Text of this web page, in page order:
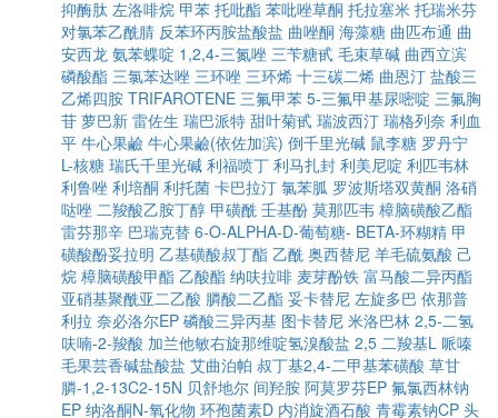
抑酶肽 左洛啡烷 甲苯 托吡酯 苯吡唑草酮 托拉塞米 托瑞米芬
对氯苯乙酰腈 反苯环丙胺盐酸盐 曲唑酮 海藻糖 曲匹布通 曲
安西龙 氨苯蝶啶 1,2,4-三氮唑 三苄糖甙 毛束草碱 曲西立滨
磷酸酯 三氯苯达唑 三环唑 三环烯 十三碳二烯 曲恩汀 盐酸三
乙烯四胺 TRIFAROTENE 三氟甲苯 5-三氟甲基尿嘧啶 三氟胸
苷 萝巴新 雷佐生 瑞巴派特 甜叶菊甙 瑞波西汀 瑞格列奈 利血
平 牛心果鹼 牛心果鹼(依佐加滨) 倒千里光碱 鼠李糖 罗丹宁
L-核糖 瑞氏千里光碱 利福喷丁 利马扎封 利美尼啶 利匹韦林
利鲁唑 利培酮 利托菌 卡巴拉汀 氯苯胍 罗波斯塔双黄酮 洛硝
哒唑 二羧酸乙胺丁醇 甲磺酰 壬基酚 莫那匹韦 樟脑磺酸乙酯
雷芬那辛 巴瑞克替 6-O-ALPHA-D-葡萄糖- BETA-环糊精 甲
磺酸酚妥拉明 乙基磺酸叔丁酯 乙酰 奥西替尼 羊毛硫氨酸 己
烷 樟脑磺酸甲酯 乙酸酯 纳呋拉啡 麦芽酚铁 富马酸二异丙酯
亚硝基聚酰亚二乙酸 膦酸二乙酯 妥卡替尼 左旋多巴 依那普
利拉 奈必洛尔EP 磷酸三异丙基 图卡替尼 米洛巴林 2,5-二氢
呋喃-2-羧酸 加兰他敏右旋那维啶氢溴酸盐 2,5 二羧基L 哌嗪
毛果芸香碱盐酸盐 艾曲泊帕 叔丁基2,4-二甲基苯磺酸 草甘
膦-1,2-13C2-15N 贝舒地尔 间羟胺 阿莫罗芬EP 氟氯西林钠
EP 纳洛酮N-氧化物 环孢菌素D 内消旋酒石酸 青霉素钠CP 头